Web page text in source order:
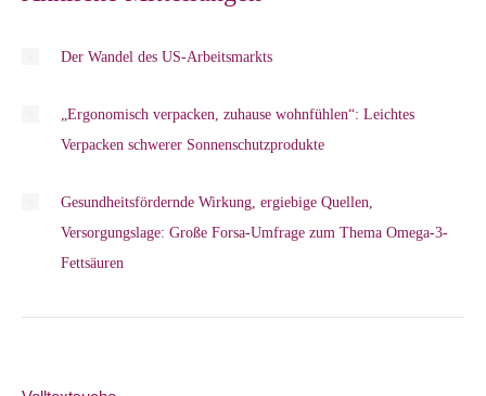
Der Wandel des US-Arbeitsmarkts
„Ergonomisch verpacken, zuhause wohnfühlen“: Leichtes
Verpacken schwerer Sonnenschutzprodukte
Gesundheitsfördernde Wirkung, ergiebige Quellen,
Versorgungslage: Große Forsa-Umfrage zum Thema Omega-3-
Fettsäuren